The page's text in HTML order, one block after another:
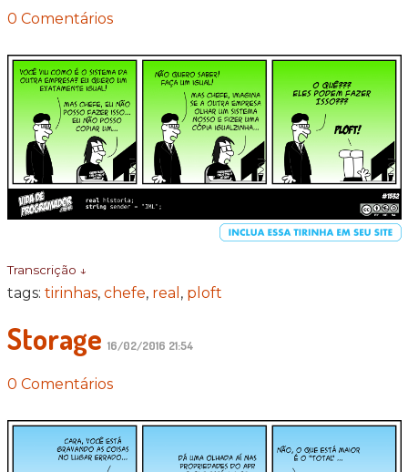
0 Comentários
Transcrição ↓
tags: tirinhas, chefe, real , ploft
Storage 16/02/2016 21:54
0 Comentários